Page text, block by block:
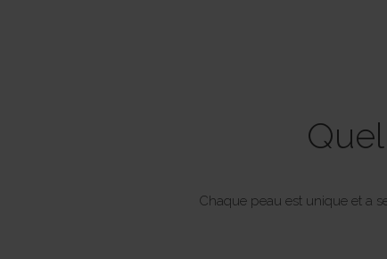
Chaque peau est unique et a